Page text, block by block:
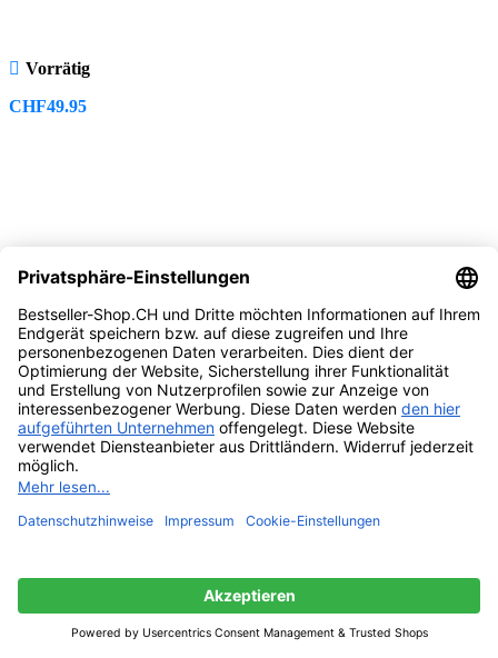
Vorrätig
CHF49.95